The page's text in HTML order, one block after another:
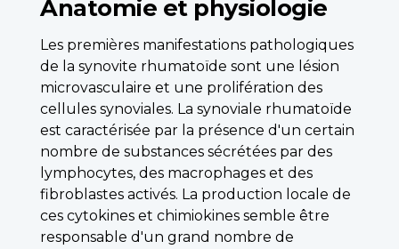
Anatomie et physiologie
Les premières manifestations pathologiques
de la synovite rhumatoïde sont une lésion
microvasculaire et une prolifération des
cellules synoviales. La synoviale rhumatoïde
est caractérisée par la présence d'un certain
nombre de substances sécrétées par des
lymphocytes, des macrophages et des
fibroblastes activés. La production locale de
ces cytokines et chimiokines semble être
responsable d'un grand nombre de